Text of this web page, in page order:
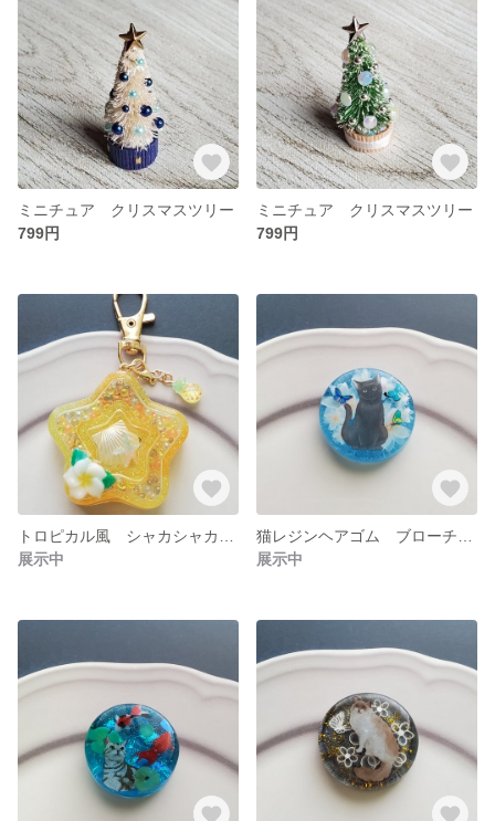
ミニチュア クリスマスツリー
799円
ミニチュア クリスマスツリー
799円
展示中
展示中